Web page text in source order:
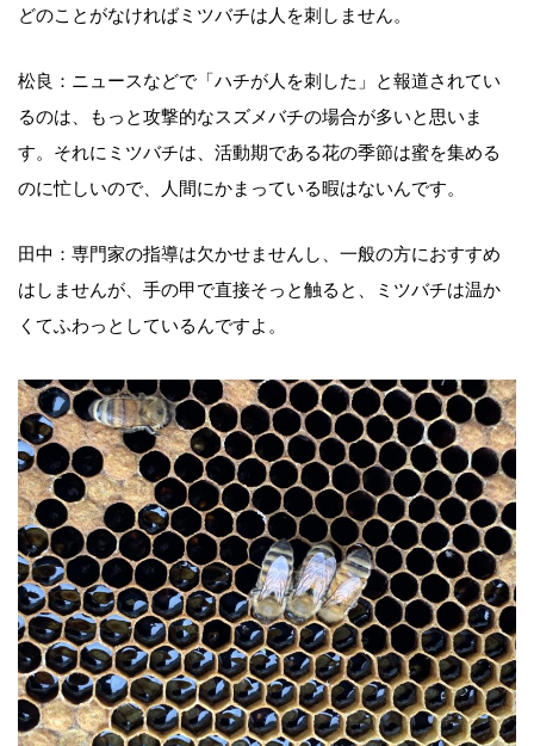
どのことがなければミツバチは人を刺しません。
松良：ニュースなどで「ハチが人を刺した」と報道されてい
るのは、もっと攻撃的なスズメバチの場合が多いと思いま
す。それにミツバチは、活動期である花の季節は蜜を集める
のに忙しいので、人間にかまっている暇はないんです。
田中：専門家の指導は欠かせませんし、一般の方におすすめ
はしませんが、手の甲で直接そっと触ると、ミツバチは温か
くてふわっとしているんですよ。